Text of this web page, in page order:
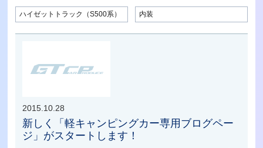
ハイゼットトラック（S500系） 内装
2015.10.28
新しく「軽キャンピングカー専用ブログペー
ジ」がスタートします！